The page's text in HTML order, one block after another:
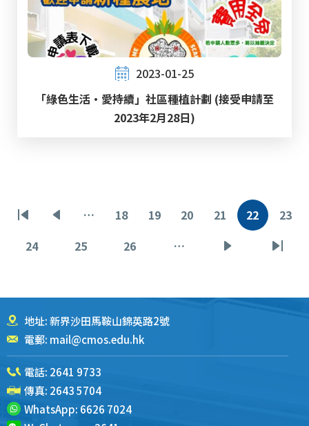
2023-01-25
「綠色生活‧愛持續」社區種植計劃 (接受申請至
2023年2月28日)
分
首
页
前
…
页
面
18
页
19
页
20
页
面
21
当
22
页
23
页
24
页
25
页
26 …
末
地址: 新界沙田馬鞍山錦英路2號
電郵: mail@cmos.edu.hk
電話: 2641 9733
傳真: 2643 5704
WhatsApp: 6626 7024